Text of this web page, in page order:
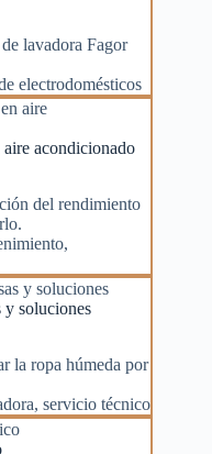
lavadora Fagor
electrodomésticos
aire acondicionado
del rendimiento
,
y soluciones
la ropa húmeda por
, servicio técnico